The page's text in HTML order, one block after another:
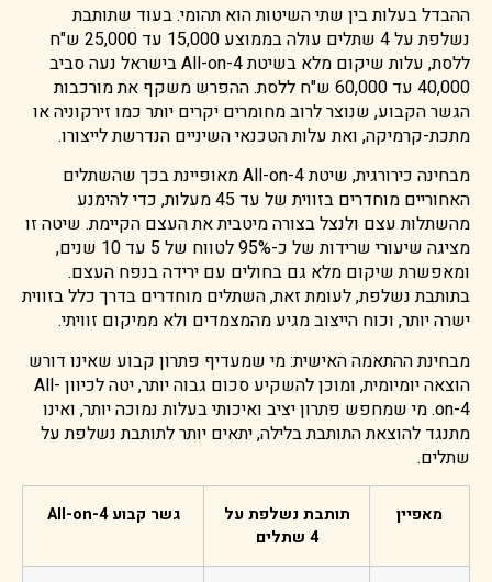
ההבדל בעלות בין שתי השיטות הוא תהומי. בעוד שתותבת
נשלפת על 4 שתלים עולה בממוצע 15,000 עד 25,000 ש"ח
ללסת, עלות שיקום מלא בשיטת All-on-4 בישראל נעה סביב
40,000 עד 60,000 ש"ח ללסת. ההפרש משקף את מורכבות
הגשר הקבוע, שנוצר לרוב מחומרים יקרים יותר כמו זירקוניה או
מתכת-קרמיקה, ואת עלות הטכנאי השיניים הנדרשת לייצורו.
מבחינה כירורגית, שיטת All-on-4 מאופיינת בכך שהשתלים
האחוריים מוחדרים בזווית של עד 45 מעלות, כדי להימנע
מהשתלות עצם ולנצל בצורה מיטבית את העצם הקיימת. שיטה זו
מציגה שיעורי שרידות של כ-95% לטווח של 5 עד 10 שנים,
ומאפשרת שיקום מלא גם בחולים עם ירידה בנפח העצם.
בתותבת נשלפת, לעומת זאת, השתלים מוחדרים בדרך כלל בזווית
ישרה יותר, וכוח הייצוב מגיע מהמצמדים ולא ממיקום זוויתי.
מבחינת ההתאמה האישית: מי שמעדיף פתרון קבוע שאינו דורש
הוצאה יומיומית, ומוכן להשקיע סכום גבוה יותר, יטה לכיוון All-
on-4. מי שמחפש פתרון יציב ואיכותי בעלות נמוכה יותר, ואינו
מתנגד להוצאת התותבת בלילה, יתאים יותר לתותבת נשלפת על
שתלים.
מאפיין
תותבת נשלפת על
4 שתלים
גשר קבוע All-on-4